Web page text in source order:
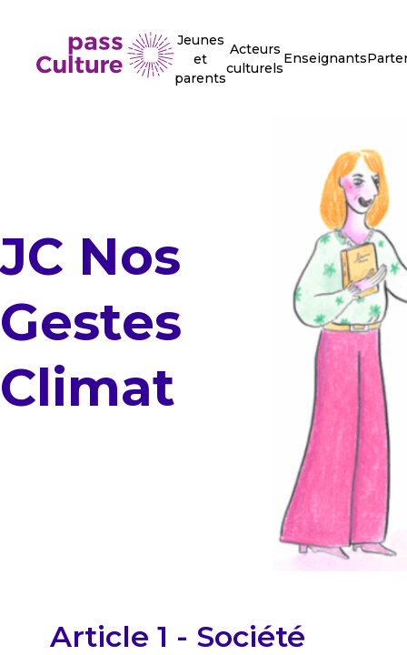
Jeunes
et
parents
Acteurs
culturels
Enseignants
JC Nos
Gestes
Climat
Article 1 - Société